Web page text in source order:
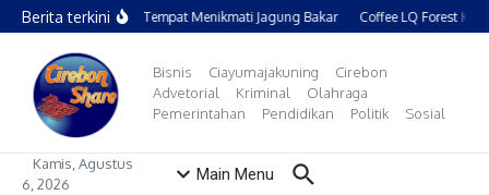
Lewati ke konten
Berita terkiniFSVCorn, Tempat Menikmati Jagung Bakar Coffee LQ Forest
Bisnis Ciayumajakuning
Cirebon
Advetorial
Kriminal
Olahraga
Pemerintahan
Pendidikan Politik Sosial
Kamis, Agustus
6, 2026
Main Menu